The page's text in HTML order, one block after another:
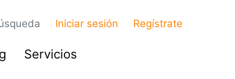
Iniciar sesión Regístrate
Servicios